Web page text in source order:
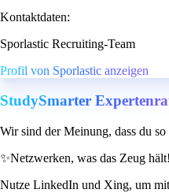
Kontaktdaten:
Sporlastic Recruiting-Team
Profil von Sporlastic anzeigen
StudySmarter
Wir sind der Meinung, dass du
✨Netzwerken, was das Zeug hält!
Nutze LinkedIn und Xing, um mit